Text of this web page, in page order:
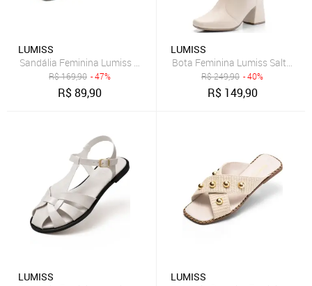
LUMISS
Sandália Feminina Lumiss Salto Baixo Confortável Enfeite
R$169,90 - 47%
R$89,90
LUMISS
Bota Feminina Lumiss Salto
R$249,90 - 40%
R$ 149,90
LUMISS
LUMISS